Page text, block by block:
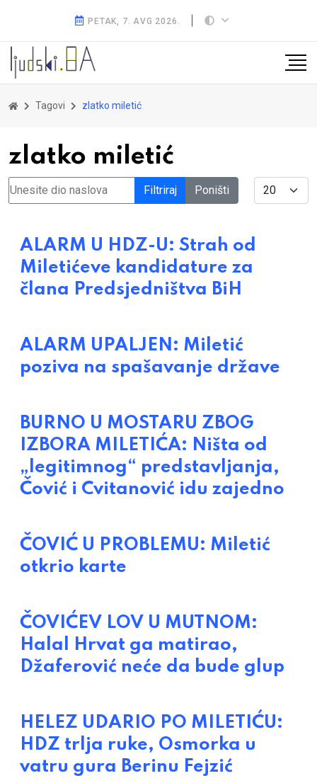
PETAK, 7. AVG 2026.
Tagovi zlatko miletić
zlatko miletić
Unesite dio naslova Filtriraj Poništi Display #
ALARM U HDZ-U: Strah od
Miletićeve kandidature za
člana Predsjedništva BiH
ALARM UPALJEN: Miletić
poziva na spašavanje države
BURNO U MOSTARU ZBOG
IZBORA MILETIĆA: Ništa od
„legitimnog“ predstavljanja,
Čović i Cvitanović idu zajedno
ČOVIĆ U PROBLEMU: Miletić
otkrio karte
ČOVIĆEV LOV U MUTNOM:
Halal Hrvat ga matirao,
Džaferović neće da bude glup
HELEZ UDARIO PO MILETIĆU:
HDZ trlja ruke, Osmorka u
vatru gura Berinu Fejzić